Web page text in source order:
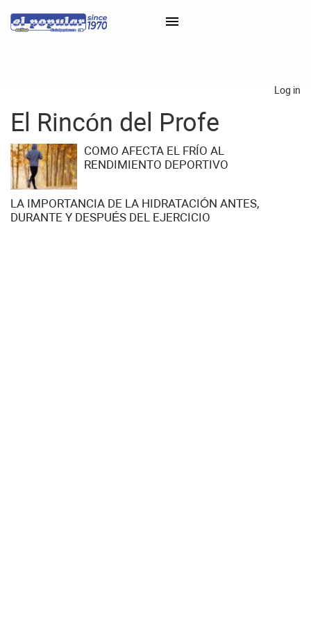
Classifieds
Categorías
Iniciar sesión con Clascal
Log in
El Rincón del Profe
COMO AFECTA EL FRÍO AL
RENDIMIENTO DEPORTIVO
LA IMPORTANCIA DE LA HIDRATACIÓN ANTES,
DURANTE Y DESPUÉS DEL EJERCICIO